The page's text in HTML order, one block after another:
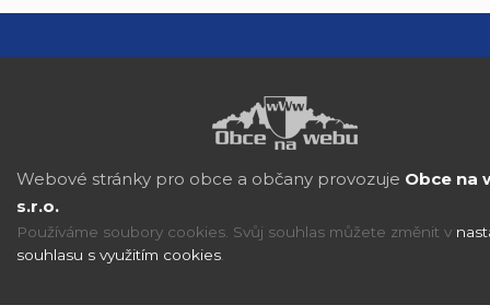
Webové stránky pro obce a občany provozuje Obce na
s.r.o.
Používáme soubory cookies. Svůj souhlas můžete změnit v
souhlasu s využitím cookies